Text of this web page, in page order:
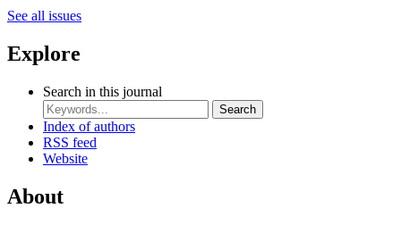
See all issues
Explore
Search in this journal
Search
Index of authors
RSS feed
Website
About